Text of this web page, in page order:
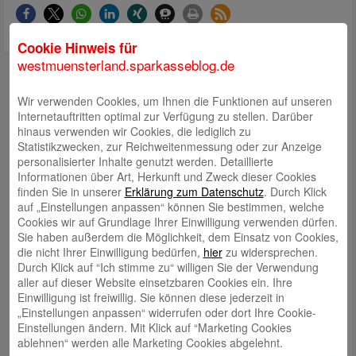
Facebook
YouTube
Xing
LinkedIn
Instagram
Telefon: +492563403-0
Online-Chat
Cookie Hinweis für
westmuensterland.sparkasseblog.de
Wir verwenden Cookies, um Ihnen die Funktionen auf unseren
Internetauftritten optimal zur Verfügung zu stellen. Darüber
hinaus verwenden wir Cookies, die lediglich zu
Statistikzwecken, zur Reichweitenmessung oder zur Anzeige
personalisierter Inhalte genutzt werden. Detaillierte
Informationen über Art, Herkunft und Zweck dieser Cookies
finden Sie in unserer Erklärung zum Datenschutz. Durch Klick
auf „Einstellungen anpassen“ können Sie bestimmen, welche
Cookies wir auf Grundlage Ihrer Einwilligung verwenden dürfen.
Sie haben außerdem die Möglichkeit, dem Einsatz von Cookies,
die nicht Ihrer Einwilligung bedürfen, hierzu widersprechen.
Durch Klick auf “Ich stimme zu“ willigen Sie der Verwendung
aller auf dieser Website einsetzbaren Cookies ein. Ihre
Einwilligung ist freiwillig. Sie können diese jederzeit in
„Einstellungen anpassen“ widerrufen oder dort Ihre Cookie-
Einstellungen ändern. Mit Klick auf “Marketing Cookies
ablehnen“ werden alle Marketing Cookies abgelehnt.